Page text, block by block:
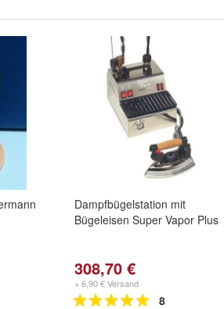
Dampfbügelstation mit
Bügeleisen Super Vapor Plus
308,70 €
+ 6,90 € Versand
8